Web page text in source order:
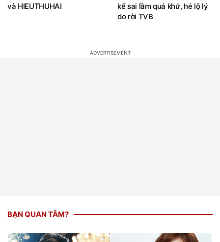
và HIEUTHUHAI
kể sai lầm quá khứ, hé lộ lý
do rời TVB
BẠN QUAN TÂM?